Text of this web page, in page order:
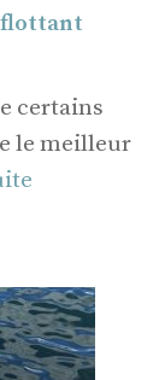
flottant
certains
le meilleur